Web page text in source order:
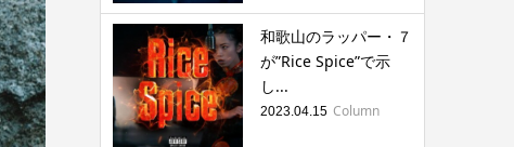
和歌山のラッパー・７
が”Rice Spice”で示
し...
2023.04.15 Column